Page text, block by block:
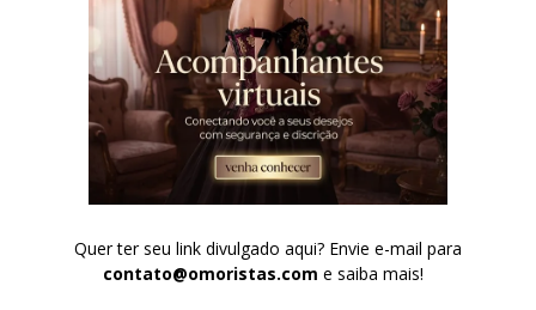
Quer ter seu link divulgado aqui? Envie e-mail para
contato@omoristas.com e saiba mais!